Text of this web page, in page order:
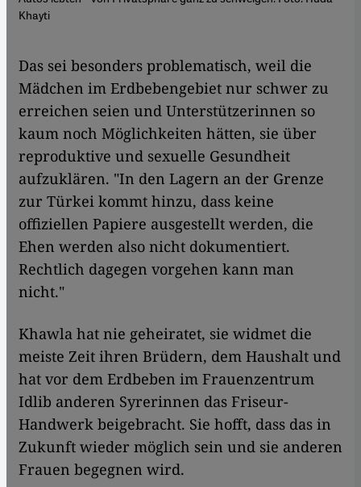
Khayti
Das sei besonders problematisch, weil die
Mädchen im Erdbebengebiet nur schwer zu
erreichen seien und Unterstützerinnen so
kaum noch Möglichkeiten hätten, sie über
reproduktive und sexuelle Gesundheit
aufzuklären. "In den Lagern an der Grenze
zur Türkei kommt hinzu, dass keine
offiziellen Papiere ausgestellt werden, die
Ehen werden also nicht dokumentiert.
Rechtlich dagegen vorgehen kann man
nicht."
Khawla hat nie geheiratet, sie widmet die
meiste Zeit ihren Brüdern, dem Haushalt und
hat vor dem Erdbeben im Frauenzentrum
Idlib anderen Syrerinnen das Friseur-
Handwerk beigebracht. Sie hofft, dass das in
Zukunft wieder möglich sein und sie anderen
Frauen begegnen wird.